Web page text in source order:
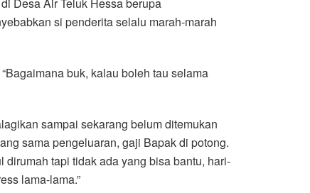
Desa Air Teluk Hessa berupa
si penderita selalu marah-marah
buk, kalau boleh tau selama
sampai sekarang belum ditemukan
sama pengeluaran, gaji Bapak di potong.
tapi tidak ada yang bisa bantu, hari-
lama-lama.”